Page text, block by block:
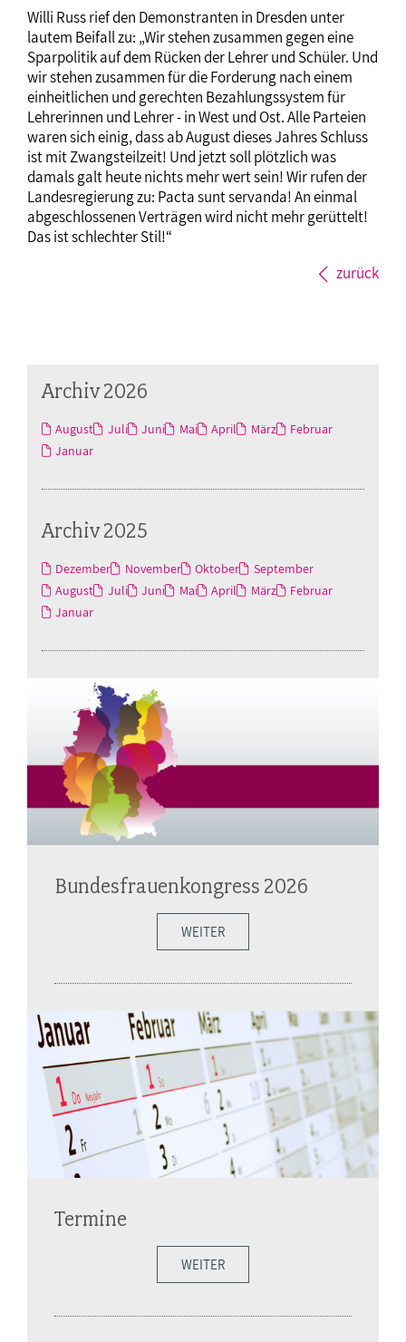
Willi Russ rief den Demonstranten in Dresden unter
lautem Beifall zu: „Wir stehen zusammen gegen eine
Sparpolitik auf dem Rücken der Lehrer und Schüler. Und
wir stehen zusammen für die Forderung nach einem
einheitlichen und gerechten Bezahlungssystem für
Lehrerinnen und Lehrer - in West und Ost. Alle Parteien
waren sich einig, dass ab August dieses Jahres Schluss
ist mit Zwangsteilzeit! Und jetzt soll plötzlich was
damals galt heute nichts mehr wert sein! Wir rufen der
Landesregierung zu: Pacta sunt servanda! An einmal
abgeschlossenen Verträgen wird nicht mehr gerüttelt!
Das ist schlechter Stil!“
zurück
Archiv 2026
August Juli Juni Mai April März
Februar
Januar
Archiv 2025
Dezember November Oktober
September
August
Juli Juni Mai April März
Februar
Januar
Bundesfrauenkongress 2026
WEITER
Termine
WEITER